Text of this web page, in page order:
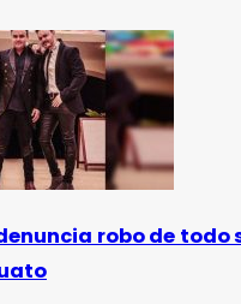
robo de todo